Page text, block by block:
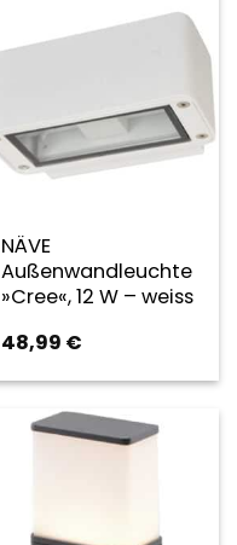
NÄVE
Außenwandleuchte
»Cree«, 12 W – weiss
48,99 €